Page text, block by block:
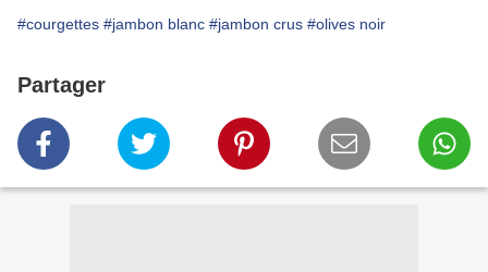
#courgettes #jambon blanc #jambon crus #olives noir
Partager